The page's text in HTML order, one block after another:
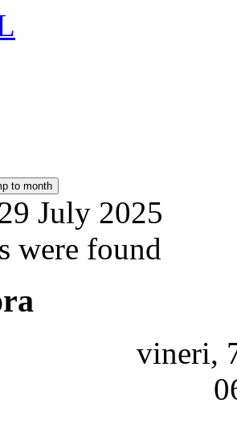
to month
July 2025
were found
vineri,